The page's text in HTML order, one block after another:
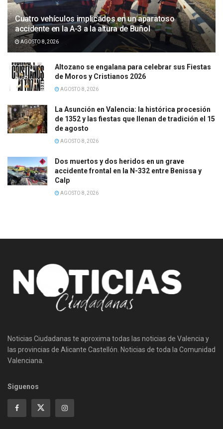
Cuatro vehículos implicados en un aparatoso
accidente en la A-3 a la altura de Buñol
AGOSTO 8, 2026
Altozano se engalana para celebrar sus Fiestas
de Moros y Cristianos 2026
AGOSTO 8, 2026
La Asunción en Valencia: la histórica procesión
de 1352 y las fiestas que llenan de tradición el 15
de agosto
AGOSTO 8, 2026
Dos muertos y dos heridos en un grave
accidente frontal en la N-332 entre Benissa y
Calp
AGOSTO 8, 2026
Noticias Ciudadanas te aproxima todas las noticias de Valencia y
las provincias de Alicante Castellón. Noticias de toda la Comunidad
Valenciana.
Siguenos